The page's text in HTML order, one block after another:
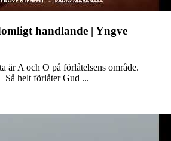
handlande | Yngve
är A och O på förlåtelsens område.
Så helt förlåter Gud ...